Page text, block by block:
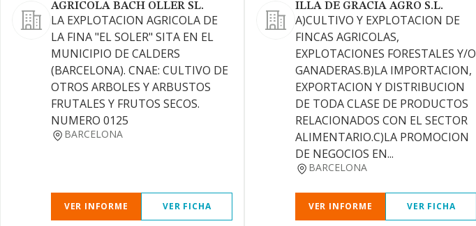
AGRICOLA BACH OLLER SL.
LA EXPLOTACION AGRICOLA DE
LA FINA "EL SOLER" SITA EN EL
MUNICIPIO DE CALDERS
(BARCELONA). CNAE: CULTIVO DE
OTROS ARBOLES Y ARBUSTOS
FRUTALES Y FRUTOS SECOS.
NUMERO 0125
BARCELONA
VER INFORME VER FICHA
ILLA DE GRACIA AGRO S.L.
A)CULTIVO Y EXPLOTACION DE
FINCAS AGRICOLAS,
EXPLOTACIONES FORESTALES Y/O
GANADERAS.B)LA IMPORTACION,
EXPORTACION Y DISTRIBUCION
DE TODA CLASE DE PRODUCTOS
RELACIONADOS CON EL SECTOR
ALIMENTARIO.C)LA PROMOCION
DE NEGOCIOS EN...
BARCELONA
VER INFORME VER FICHA